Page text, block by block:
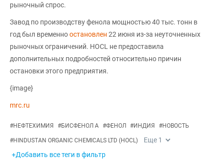
рыночный спрос.
Завод по производству фенола мощностью 40 тыс. тонн в
год был временноостановлен 22 июня из-за неуточненных
рыночных ограничений. HOCL не предоставила
дополнительных подробностей относительно причин
остановки этого предприятия.
{image}
mrc.ru
#НЕФТЕХИМИЯ #БИСФЕНОЛ А #ФЕНОЛ #ИНДИЯ #НОВОСТЬ
#HINDUSTAN ORGANIC CHEMICALS LTD (HOCL) Еще 1
+Добавить все теги в фильтр